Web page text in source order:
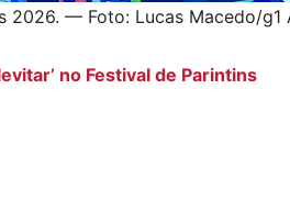
2026. — Foto: Lucas Macedo/g1
no Festival de Parintins